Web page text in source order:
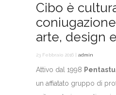
Cibo è
arte, design
23 Febbraio 2016 | admin
Attivo dal 1998
un affiatato gruppo di